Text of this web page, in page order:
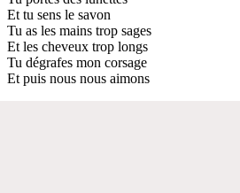
Et tu sens le savon
Tu as les mains trop sages
Et les cheveux trop longs
Tu dégrafes mon corsage
Et puis nous nous aimons